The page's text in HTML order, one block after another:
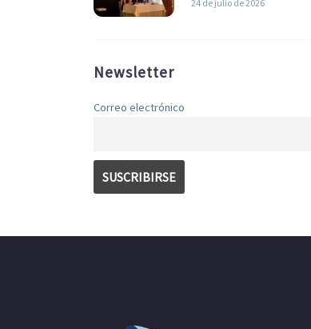
24 de julio de 2026
Newsletter
Correo electrónico